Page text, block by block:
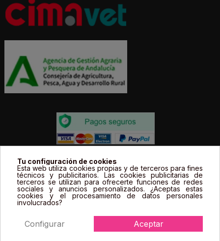
Todos los precios estás expresados en Euros e
incluyen el IVA. | Todas las marcas, logotipos y fotos de
productos son propiedad legal de sus propietarios y
sólo se muestran a título informativo.
Tu configuración de cookies
Esta web utiliza cookies propias y de terceros para fines
técnicos y publicitarios. Las cookies publicitarias de
terceros se utilizan para ofrecerte funciones de redes
sociales y anuncios personalizados. ¿Aceptas estas
cookies y el procesamiento de datos personales
involucrados?
Aceptar
Configurar